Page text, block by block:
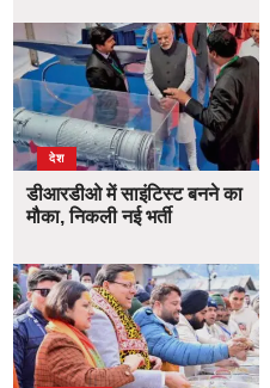
देश
डीआरडीओ में साइंटिस्ट बनने का
मौका, निकली नई भर्ती